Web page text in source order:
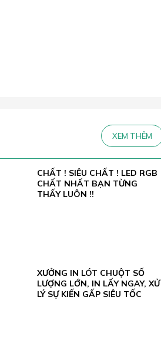
XEM THÊM
CHẤT ! SIÊU CHẤT ! LED RGB
CHẤT NHẤT BẠN TỪNG
THẤY LUÔN !!
XƯỞNG IN LÓT CHUỘT SỐ
LƯỢNG LỚN, IN LẤY NGAY, XỬ
LÝ SỰ KIẾN GẤP SIÊU TỐC